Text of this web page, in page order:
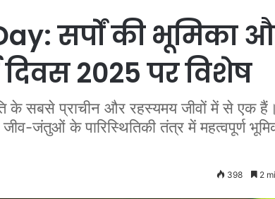
सर्पों की भूमिका
दिवस 2025 पर विशेष
के सबसे प्राचीन और रहस्यमय जीवों में से एक
जंतुओं के पारिस्थितिकी तंत्र में महत्वपूर्ण
398 2